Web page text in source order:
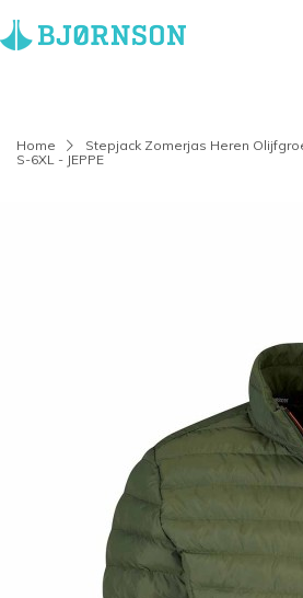
Home
Stepjack Zomerjas Heren
S-6XL - JEPPE